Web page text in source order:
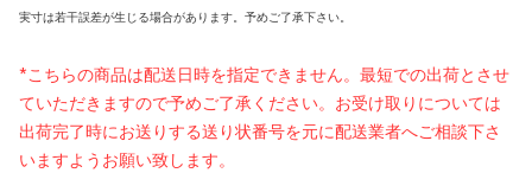
実寸は若干誤差が生じる場合があります。予めご了承下さい。
*こちらの商品は配送日時を指定できません。最短での出荷とさせ
ていただきますので予めご了承ください。お受け取りについては
出荷完了時にお送りする送り状番号を元に配送業者へご相談下さ
いますようお願い致します。